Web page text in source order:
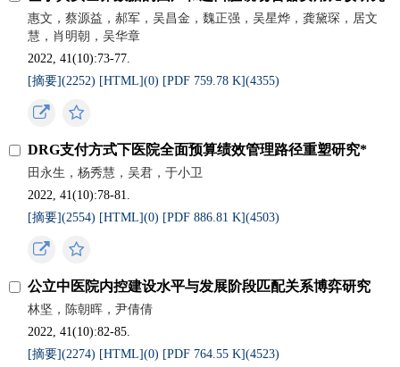
惠文，蔡源益，郝军，吴昌金，魏正强，吴星烨，龚黛琛，居文
慧，肖明朝，吴华章
2022, 41(10):73-77.
[摘要](2252) [HTML](0) [PDF 759.78 K](4355)
DRG支付方式下医院全面预算绩效管理路径重塑研究*
田永生，杨秀慧，吴君，于小卫
2022, 41(10):78-81.
[摘要](2554) [HTML](0) [PDF 886.81 K](4503)
公立中医院内控建设水平与发展阶段匹配关系博弈研究
林坚，陈朝晖，尹倩倩
2022, 41(10):82-85.
[摘要](2274) [HTML](0) [PDF 764.55 K](4523)